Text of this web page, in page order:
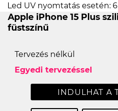
Led UV nyomtatás esetén:
Apple iPhone 15 Plus
füstszínű
Tervezés nélkül
Egyedi tervezéssel
INDULHAT A